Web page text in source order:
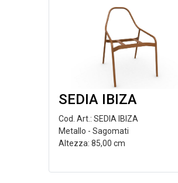
SEDIA IBIZA
Cod. Art.: SEDIA IBIZA
Metallo - Sagomati
Altezza: 85,00 cm